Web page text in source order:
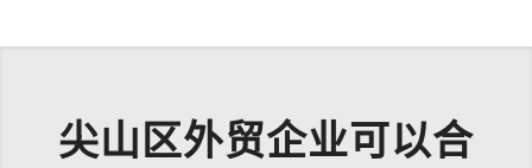
尖山区外贸企业可以合